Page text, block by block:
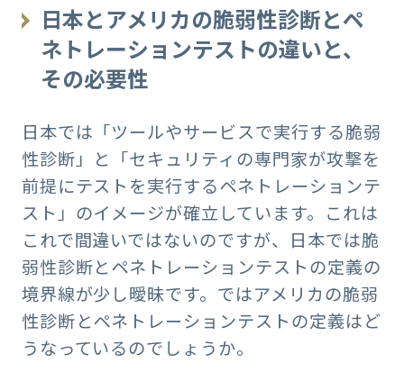
日本とアメリカの脆弱性診断とペ
ネトレーションテストの違いと、
その必要性
日本では「ツールやサービスで実行する脆弱
性診断」と「セキュリティの専門家が攻撃を
前提にテストを実行するペネトレーションテ
スト」のイメージが確立しています。これは
これで間違いではないのですが、日本では脆
弱性診断とペネトレーションテストの定義の
境界線が少し曖昧です。ではアメリカの脆弱
性診断とペネトレーションテストの定義はど
うなっているのでしょうか。